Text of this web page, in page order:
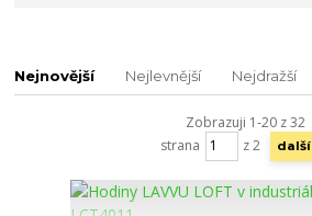
Nejnovější Nejlevnější Nejdražší
Zobrazuji 1-20 z 32
strana
z 2 další